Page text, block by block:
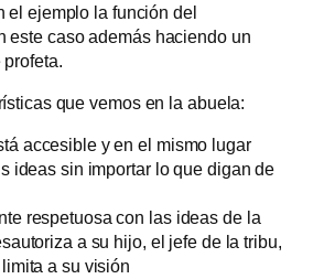
el ejemplo la función del
este caso además haciendo un
que vemos en la abuela:
accesible y en el mismo lugar
ideas sin importar lo que digan de
respetuosa con las ideas de la
a su hijo, el jefe de la tribu,
a su visión